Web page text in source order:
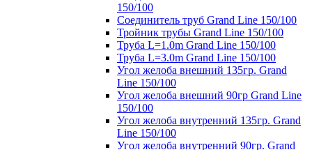
150/100
Соединитель труб Grand Line 150/100
Тройник трубы Grand Line 150/100
Труба L=1.0m Grand Line 150/100
Труба L=3.0m Grand Line 150/100
Угол желоба внешний 135гр. Grand
Line 150/100
Угол желоба внешний 90гр Grand Line
150/100
Угол желоба внутренний 135гр. Grand
Line 150/100
Угол желоба внутренний 90гр. Grand